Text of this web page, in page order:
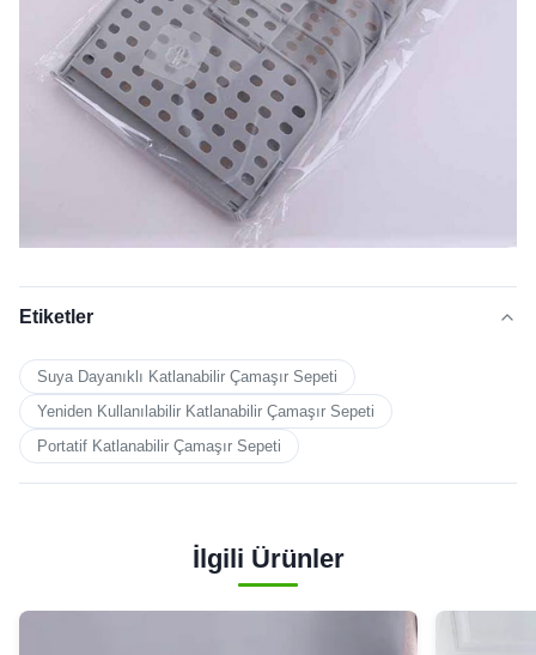
Etiketler
Suya Dayanıklı Katlanabilir Çamaşır Sepeti
Yeniden Kullanılabilir Katlanabilir Çamaşır Sepeti
Portatif Katlanabilir Çamaşır Sepeti
İlgili Ürünler